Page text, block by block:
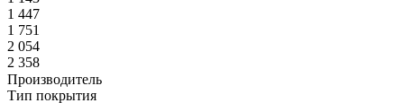
1 447
1 751
2 054
2 358
Производитель
Тип покрытия